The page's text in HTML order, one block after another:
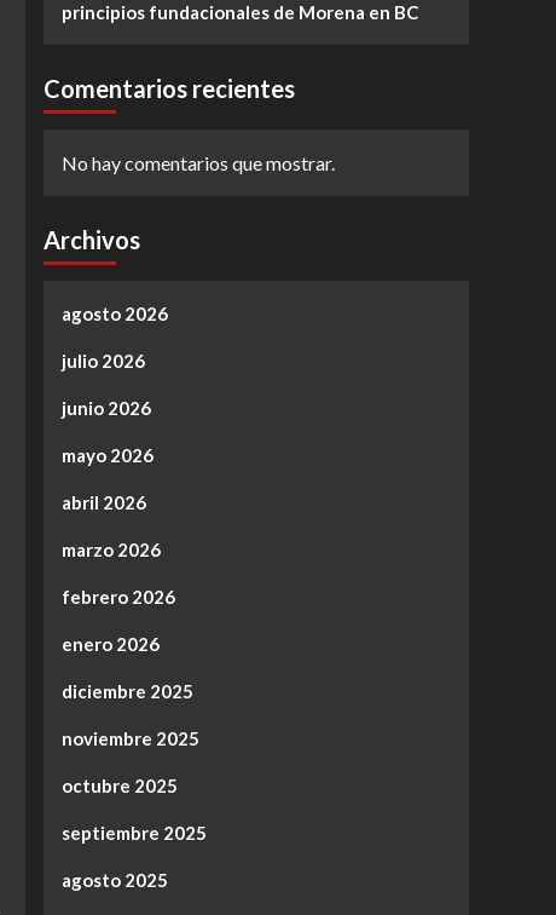
principios fundacionales de Morena en BC
Comentarios recientes
No hay comentarios que mostrar.
Archivos
agosto 2026
julio 2026
junio 2026
mayo 2026
abril 2026
marzo 2026
febrero 2026
enero 2026
diciembre 2025
noviembre 2025
octubre 2025
septiembre 2025
agosto 2025